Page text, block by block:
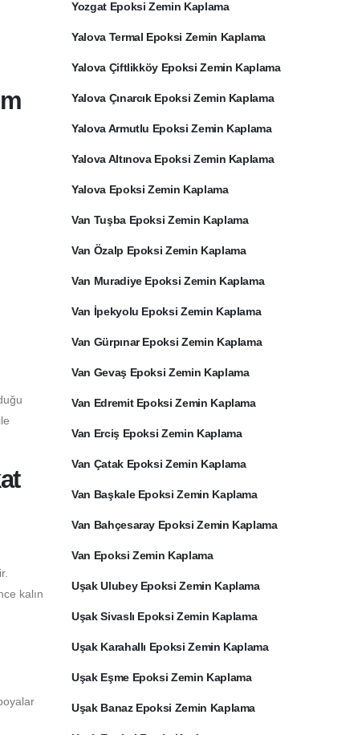
kalın
Yozgat Epoksi Zemin Kaplama
Yalova Termal Epoksi Zemin Kaplama
Yalova Çiftlikköy Epoksi Zemin Kaplama
Yalova Çınarcık Epoksi Zemin Kaplama
Yalova Armutlu Epoksi Zemin Kaplama
Yalova Altınova Epoksi Zemin Kaplama
Yalova Epoksi Zemin Kaplama
Van Tuşba Epoksi Zemin Kaplama
Van Özalp Epoksi Zemin Kaplama
Van Muradiye Epoksi Zemin Kaplama
Van İpekyolu Epoksi Zemin Kaplama
Van Gürpınar Epoksi Zemin Kaplama
Van Gevaş Epoksi Zemin Kaplama
Van Edremit Epoksi Zemin Kaplama
Van Erciş Epoksi Zemin Kaplama
Van Çatak Epoksi Zemin Kaplama
Van Başkale Epoksi Zemin Kaplama
Van Bahçesaray Epoksi Zemin Kaplama
Van Epoksi Zemin Kaplama
Uşak Ulubey Epoksi Zemin Kaplama
Uşak Sivaslı Epoksi Zemin Kaplama
Uşak Karahallı Epoksi Zemin Kaplama
Uşak Eşme Epoksi Zemin Kaplama
Uşak Banaz Epoksi Zemin Kaplama